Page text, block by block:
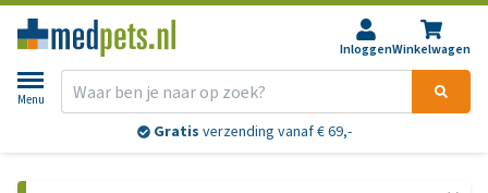
InloggenWinkelwagen
Menu
Gratis verzending vanaf € 69,-